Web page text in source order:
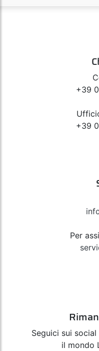
+39
+39
Per
Seguici sui
il mondo